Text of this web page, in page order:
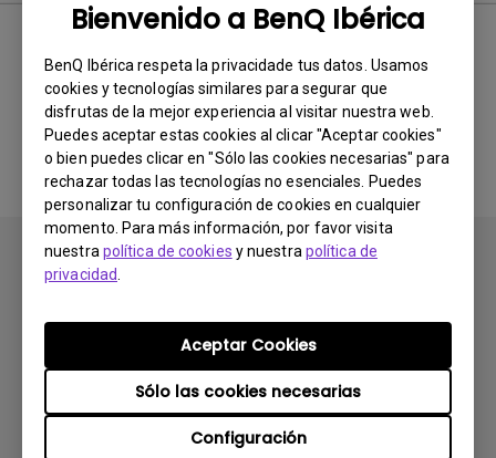
Bienvenido a BenQ Ibérica
BenQ Ibérica respeta la privacidade tus datos. Usamos
cookies y tecnologías similares para segurar que
disfrutas de la mejor experiencia al visitar nuestra web.
Puedes aceptar estas cookies al clicar "Aceptar cookies"
o bien puedes clicar en "Sólo las cookies necesarias" para
rechazar todas las tecnologías no esenciales. Puedes
personalizar tu configuración de cookies en cualquier
momento. Para más información, por favor visita
nuestra política de cookies y nuestra política de
privacidad
Configuración
Sólo las cookies necesarias
Aceptar Cookies
No hay software ni drivers
relacionados